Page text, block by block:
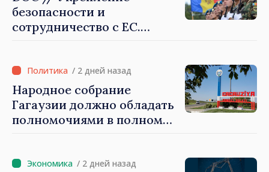
безопасности и
сотрудничество с ЕС.
обороны на 2024–2034 годы
опубликована в Monitorul
Oficial
/ 2 дней назад
Народное собрание
Гагаузии должно обладать
полномочиями в полном
быть свободными и
/ 2 дней назад